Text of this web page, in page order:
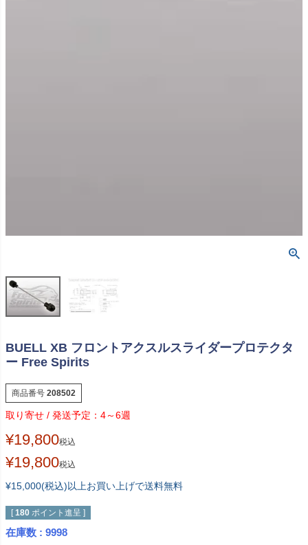
BUELL XB フロントアクスルスライダープロテクタ
ー Free Spirits
商品番号 208502
4～6週
¥19,800税込
¥19,800税込
¥15,000(税込)以上お買い上げで送料無料
[ 180 ポイント進呈 ]
在庫数 9998